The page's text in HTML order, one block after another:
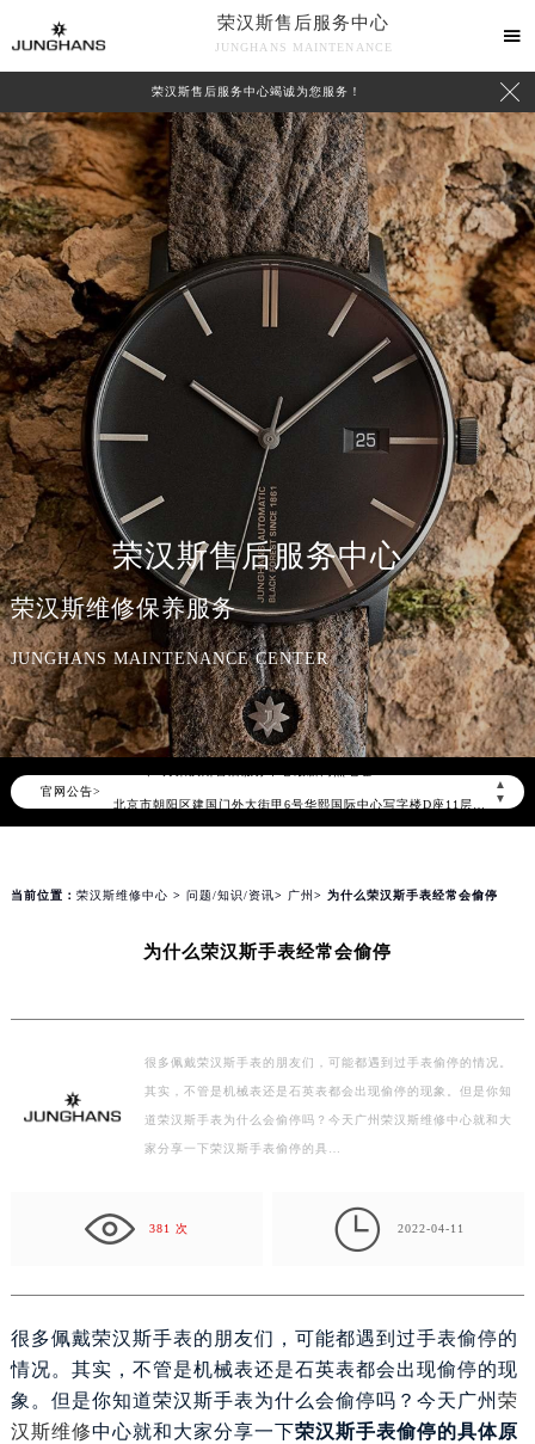
荣汉斯售后服务中心
JUNGHANS MAINTENANCE

荣汉斯售后服务中心竭诚为您服务！ 
荣汉斯售后服务中心
荣汉斯维修保养服务
JUNGHANS MAINTENANCE CENTER
官网公告>
▲
▼
2026年8月荣汉斯中国区售后服务网络优化升级公告
2026年8月荣汉斯全国官方售后客户服务热线：400-006-0073
荣汉斯官方全国统一服务热线400-006-0073，服务覆盖中国大陆、香港、澳门、台湾全部区域（非大陆需加拨“+86”）
2026年8月荣汉斯售后服务中心最新网点地址：
北京市东城区东长安街1号东方广场写字楼W3座6层602室（需提前预约）
上海市徐汇区虹桥路3号港汇中心写字楼2座37层3705室（需提前预约）
扬州市邗江区国展路29号星耀天地写字楼1号楼18层1803室（需提前预约）
盐城市盐都区世纪大道5号盐城金融城写字楼1号楼16层1604室（需提前预约）
泰州市海陵区永定东路399号置地商务中心东塔写字楼（华润万象城）17层1706室（需提前预约）
嘉兴市南湖区广益路705号嘉兴世界贸易中心写字楼A座13层1304室（需提前预约）
南昌市红谷滩新区红谷中大道998号绿地双子塔（中央广场）A1座办公楼14层07室（需提前预约）
济南市历下区经十路11111号华润中心写字楼（万象城）15层1508室（需提前预约）
广州市天河区天河路230号万菱汇国际中心写字楼A塔7层704室（需提前预约）
广州市越秀区环市东路371-375号世界贸易中心大厦南塔写字楼15层07室（需提前预约）
心介绍 联系我们
当前位置： 荣汉斯维修中心 > 问题/知识/资讯> 广州 > 为什么荣汉斯手表经常会偷停
为什么荣汉斯手表经常会偷停
很多佩戴荣汉斯手表的朋友们，可能都遇到过手表偷停的情况。
其实，不管是机械表还是石英表都会出现偷停的现象。但是你知
道荣汉斯手表为什么会偷停吗？今天广州荣汉斯维修中心就和大
家分享一下荣汉斯手表偷停的具…
381 次  2022-04-11
很多佩戴荣汉斯手表的朋友们，可能都遇到过手表偷停的
情况。其实，不管是机械表还是石英表都会出现偷停的现
象。但是你知道荣汉斯手表为什么会偷停吗？今天广州 荣
汉斯维修中心就和大家分享一下荣汉斯手表偷停的具体原